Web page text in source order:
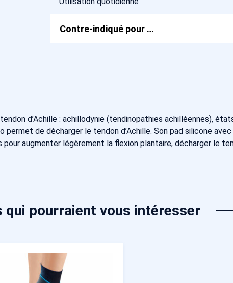
Contre-indiqué pour …
d’Achille : achillodynie (tendinopathies achilléennes),
de décharger le tendon d’Achille. Son pad silicone
augmenter légèrement la flexion plantaire, décharger le
pourraient vous intéresser